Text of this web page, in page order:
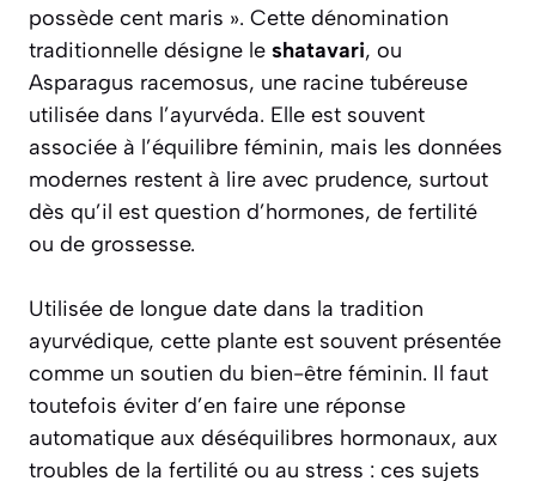
possède cent maris ». Cette dénomination
traditionnelle désigne le shatavari, ou
Asparagus racemosus, une racine tubéreuse
utilisée dans l’ayurvéda. Elle est souvent
associée à l’équilibre féminin, mais les données
modernes restent à lire avec prudence, surtout
dès qu’il est question d’hormones, de fertilité
ou de grossesse.
Utilisée de longue date dans la tradition
ayurvédique, cette plante est souvent présentée
comme un soutien du bien-être féminin. Il faut
toutefois éviter d’en faire une réponse
automatique aux déséquilibres hormonaux, aux
troubles de la fertilité ou au stress : ces sujets